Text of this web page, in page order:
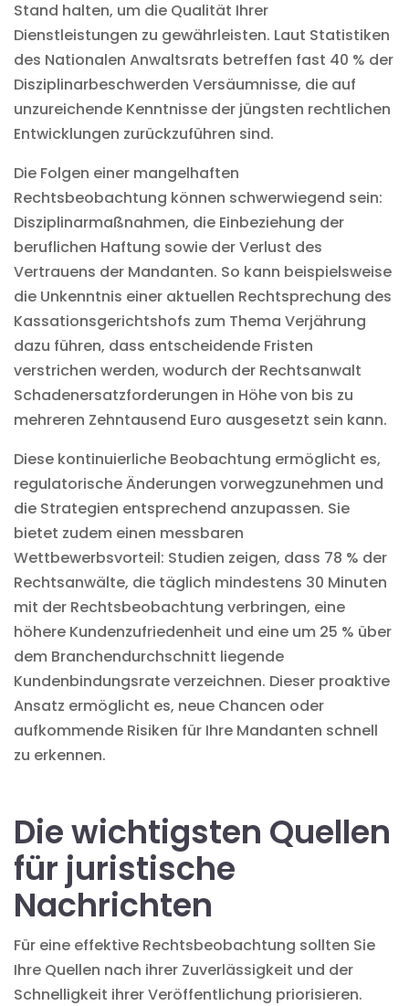
Stand halten, um die Qualität Ihrer
Dienstleistungen zu gewährleisten. Laut Statistiken
des Nationalen Anwaltsrats betreffen fast 40 % der
Disziplinarbeschwerden Versäumnisse, die auf
unzureichende Kenntnisse der jüngsten rechtlichen
Entwicklungen zurückzuführen sind.
Die Folgen einer mangelhaften
Rechtsbeobachtung können schwerwiegend sein:
Disziplinarmaßnahmen, die Einbeziehung der
beruflichen Haftung sowie der Verlust des
Vertrauens der Mandanten. So kann beispielsweise
die Unkenntnis einer aktuellen Rechtsprechung des
Kassationsgerichtshofs zum Thema Verjährung
dazu führen, dass entscheidende Fristen
verstrichen werden, wodurch der Rechtsanwalt
Schadenersatzforderungen in Höhe von bis zu
mehreren Zehntausend Euro ausgesetzt sein kann.
Diese kontinuierliche Beobachtung ermöglicht es,
regulatorische Änderungen vorwegzunehmen und
die Strategien entsprechend anzupassen. Sie
bietet zudem einen messbaren
Wettbewerbsvorteil: Studien zeigen, dass 78 % der
Rechtsanwälte, die täglich mindestens 30 Minuten
mit der Rechtsbeobachtung verbringen, eine
höhere Kundenzufriedenheit und eine um 25 % über
dem Branchendurchschnitt liegende
Kundenbindungsrate verzeichnen. Dieser proaktive
Ansatz ermöglicht es, neue Chancen oder
aufkommende Risiken für Ihre Mandanten schnell
zu erkennen.
Die wichtigsten Quellen
für juristische
Nachrichten
Für eine effektive Rechtsbeobachtung sollten Sie
Ihre Quellen nach ihrer Zuverlässigkeit und der
Schnelligkeit ihrer Veröffentlichung priorisieren.